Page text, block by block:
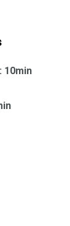
10min